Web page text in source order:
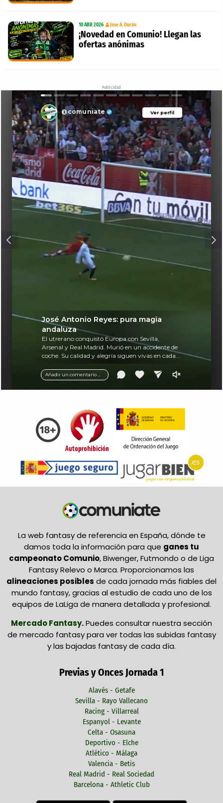
10 ABR 2026 Jose A. Durán
¡Novedad en Comunio! Llegan las
ofertas anónimas
Publicidad
Ver perfil
@comuniate Ver perfil
Añadir un comentario ...
José Antonio Reyes: pura magia
andaluza
El utrerano conquistó Europa con Sevilla,
Arsenal y Real Madrid. Murió en un accidente de
coche. Su calidad y alegría siguen vivas en cada
La web fantasy de referencia en España, dónde te
damos toda la información para que ganes tu
campeonato Comunio, Biwenger, Futmondo o de Liga
Fantasy Relevo o Marca. Proporcionamos las
alineaciones posibles de cada jornada más fiables del
mundo fantasy, gracias al estudio de cada uno de los
equipos de LaLiga de manera detallada y profesional.
Mercado Fantasy.Puedes consultar nuestra sección
de mercado fantasy para ver todas las subidas fantasy
y las bajadas fantasy de cada día.
Previas y Onces Jornada 1
Alavés - Getafe
Sevilla - Rayo Vallecano
Racing - Villarreal
Espanyol - Levante
Celta - Osasuna
Deportivo - Elche
Atlético - Málaga
Valencia - Betis
Real Madrid - Real Sociedad
Barcelona - Athletic Club